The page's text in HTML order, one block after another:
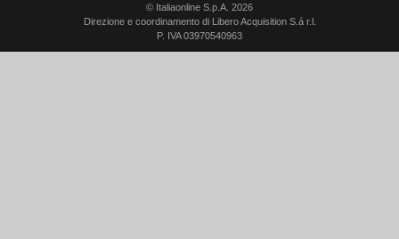
© Italiaonline S.p.A. 2026
Direzione e coordinamento di Libero Acquisition S.á r.l.
P. IVA 03970540963